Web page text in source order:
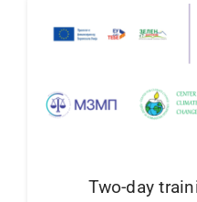
Two-day training on the topic